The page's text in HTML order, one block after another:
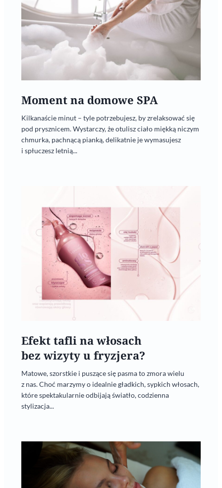
Moment na domowe SPA
Kilkanaście minut – tyle potrzebujesz, by zrelaksować się
pod prysznicem. Wystarczy, że otulisz ciało miękką niczym
chmurka, pachnącą pianką, delikatnie je wymasujesz
i spłuczesz letnią...
Efekt tafli na włosach
bez wizyty u fryzjera?
Matowe, szorstkie i puszące się pasma to zmora wielu
z nas. Choć marzymy o idealnie gładkich, sypkich włosach,
które spektakularnie odbijają światło, codzienna
stylizacja...